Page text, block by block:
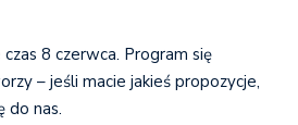
8 czerwca. Program się
– jeśli macie jakieś propozycje,
do nas.